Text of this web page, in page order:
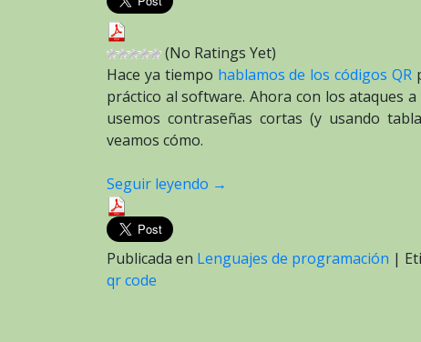
(No Ratings Yet)
Hace ya tiempo hablamos de los códigos QR
práctico al software. Ahora con los ataques
usemos contraseñas cortas (y usando
veamos cómo.
Seguir leyendo →
Publicada en Lenguajes de programación |
qr code